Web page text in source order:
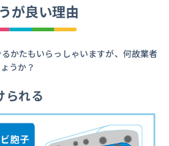
が良い理由
かたもいらっしゃいますが、何故業者
うか？
られる